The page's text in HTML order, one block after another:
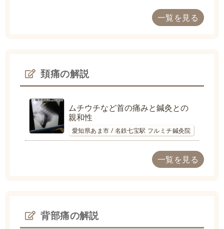
一覧を見る
頚痛の解説
ムチウチなど首の痛みと鍼灸との
親和性
愛知県あま市 / 名鉄七宝駅 フルミチ鍼灸院
一覧を見る
背部痛の解説